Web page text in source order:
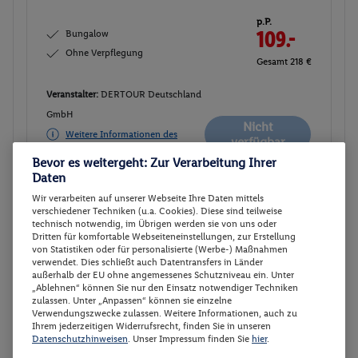
Bungalow
Ohne Verpflegung
p.P.
109.-
Gesamt 218 €
Veranstalter: DERTOUR Deutschland
GmbH
Weitere Informationen des
Nicht
verfügbar
Buchen
Bungalow
06.09. - 12.09.2026
Bungalow
Ohne Verpflegung
p.P.
109.50
Veranstalter:DERTOUR Deutschland
Bevor es weitergeht: Zur Verarbeitung Ihrer
Daten
Wir verarbeiten auf unserer Webseite Ihre Daten mittels
verschiedener Techniken (u.a. Cookies). Diese sind teilweise
technisch notwendig, im Übrigen werden sie von uns oder
Dritten für komfortable Webseiteneinstellungen, zur Erstellung
von Statistiken oder für personalisierte (Werbe-) Maßnahmen
verwendet. Dies schließt auch Datentransfers in Länder
außerhalb der EU ohne angemessenes Schutzniveau ein. Unter
„Ablehnen“ können Sie nur den Einsatz notwendiger Techniken
zulassen. Unter „Anpassen“ können sie einzelne
Verwendungszwecke zulassen. Weitere Informationen, auch zu
Ihrem jederzeitigen Widerrufsrecht, finden Sie in unseren
Datenschutzhinweisen . Unser Impressum finden Sie hier.